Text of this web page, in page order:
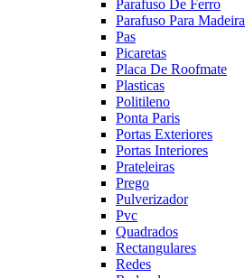
Parafuso De Ferro
Parafuso Para Madeira
Pas
Picaretas
Placa De Roofmate
Plasticas
Politileno
Ponta Paris
Portas Exteriores
Portas Interiores
Prateleiras
Prego
Pulverizador
Pvc
Quadrados
Rectangulares
Redes